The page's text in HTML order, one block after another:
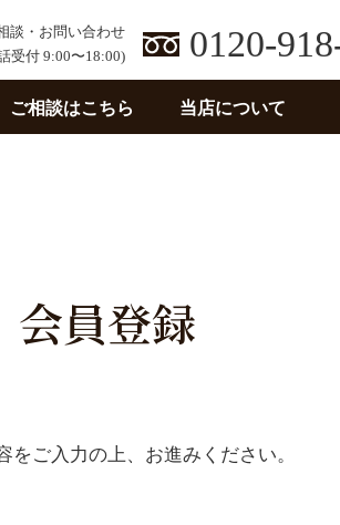
談・お問い合わせ
話受付 9:00〜18:00)
0120-
ご相談はこちら 当店について
会員登録
をご入力の上、お進みください。